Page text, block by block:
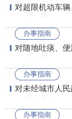
办事指南
办事指南
办事指南